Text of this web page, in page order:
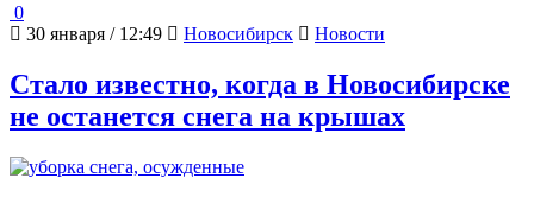
0
30 января / 12:49
Новосибирск Новости
Стало известно, когда в Новосибирске
не останется снега на крышах